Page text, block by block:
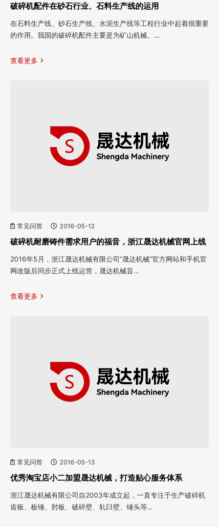
破碎机配件在砂石行业、石料生产线的运用
在石料生产线、砂石生产线、水泥生产线等工程行业中起着很重要
的作用。我国的破碎机配件主要是为矿山机械、…
查看更多
常见问答 2016-05-12
破碎机耐磨铸件需求用户的福音，浙江晟达机械官网上线
2016年5月，浙江晟达机械有限公司“晟达机械”官方网站和手机官
网改版后同步正式上线运营，晟达机械旨…
查看更多
常见问答 2016-05-13
优秀淘宝店小二加盟晟达机械，打造贴心服务体系
浙江晟达机械有限公司自2003年成立起，一直专注于生产破碎机
齿板、板锤、肘板、破碎壁、轧臼壁、锤头等…